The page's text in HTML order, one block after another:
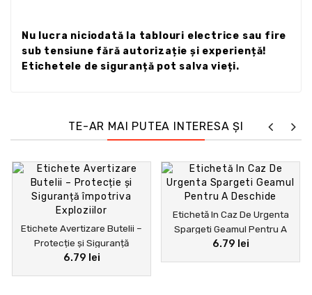
Nu lucra niciodată la tablouri electrice sau fire
sub tensiune fără autorizație și experiență!
Etichetele de siguranță pot salva vieți.
TE-AR MAI PUTEA INTERESA ȘI
Etichete Avertizare Butelii –
Protecție și Siguranță
împotriva Exploziilor
6.79 lei
Etichetă In Caz De Urgenta
Spargeti Geamul Pentru A
Deschide
6.79 lei